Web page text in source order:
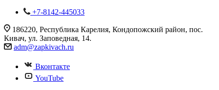
+7-8142-445033
186220, Республика Карелия, Кондопожский район, пос.
Кивач, ул. Заповедная, 14.
adm@zapkivach.ru
Вконтакте
YouTube